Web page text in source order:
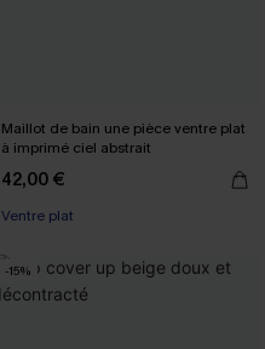
Maillot de bain une pièce ventre plat
à imprimé ciel abstrait
42,00 €
Ventre plat
-15%